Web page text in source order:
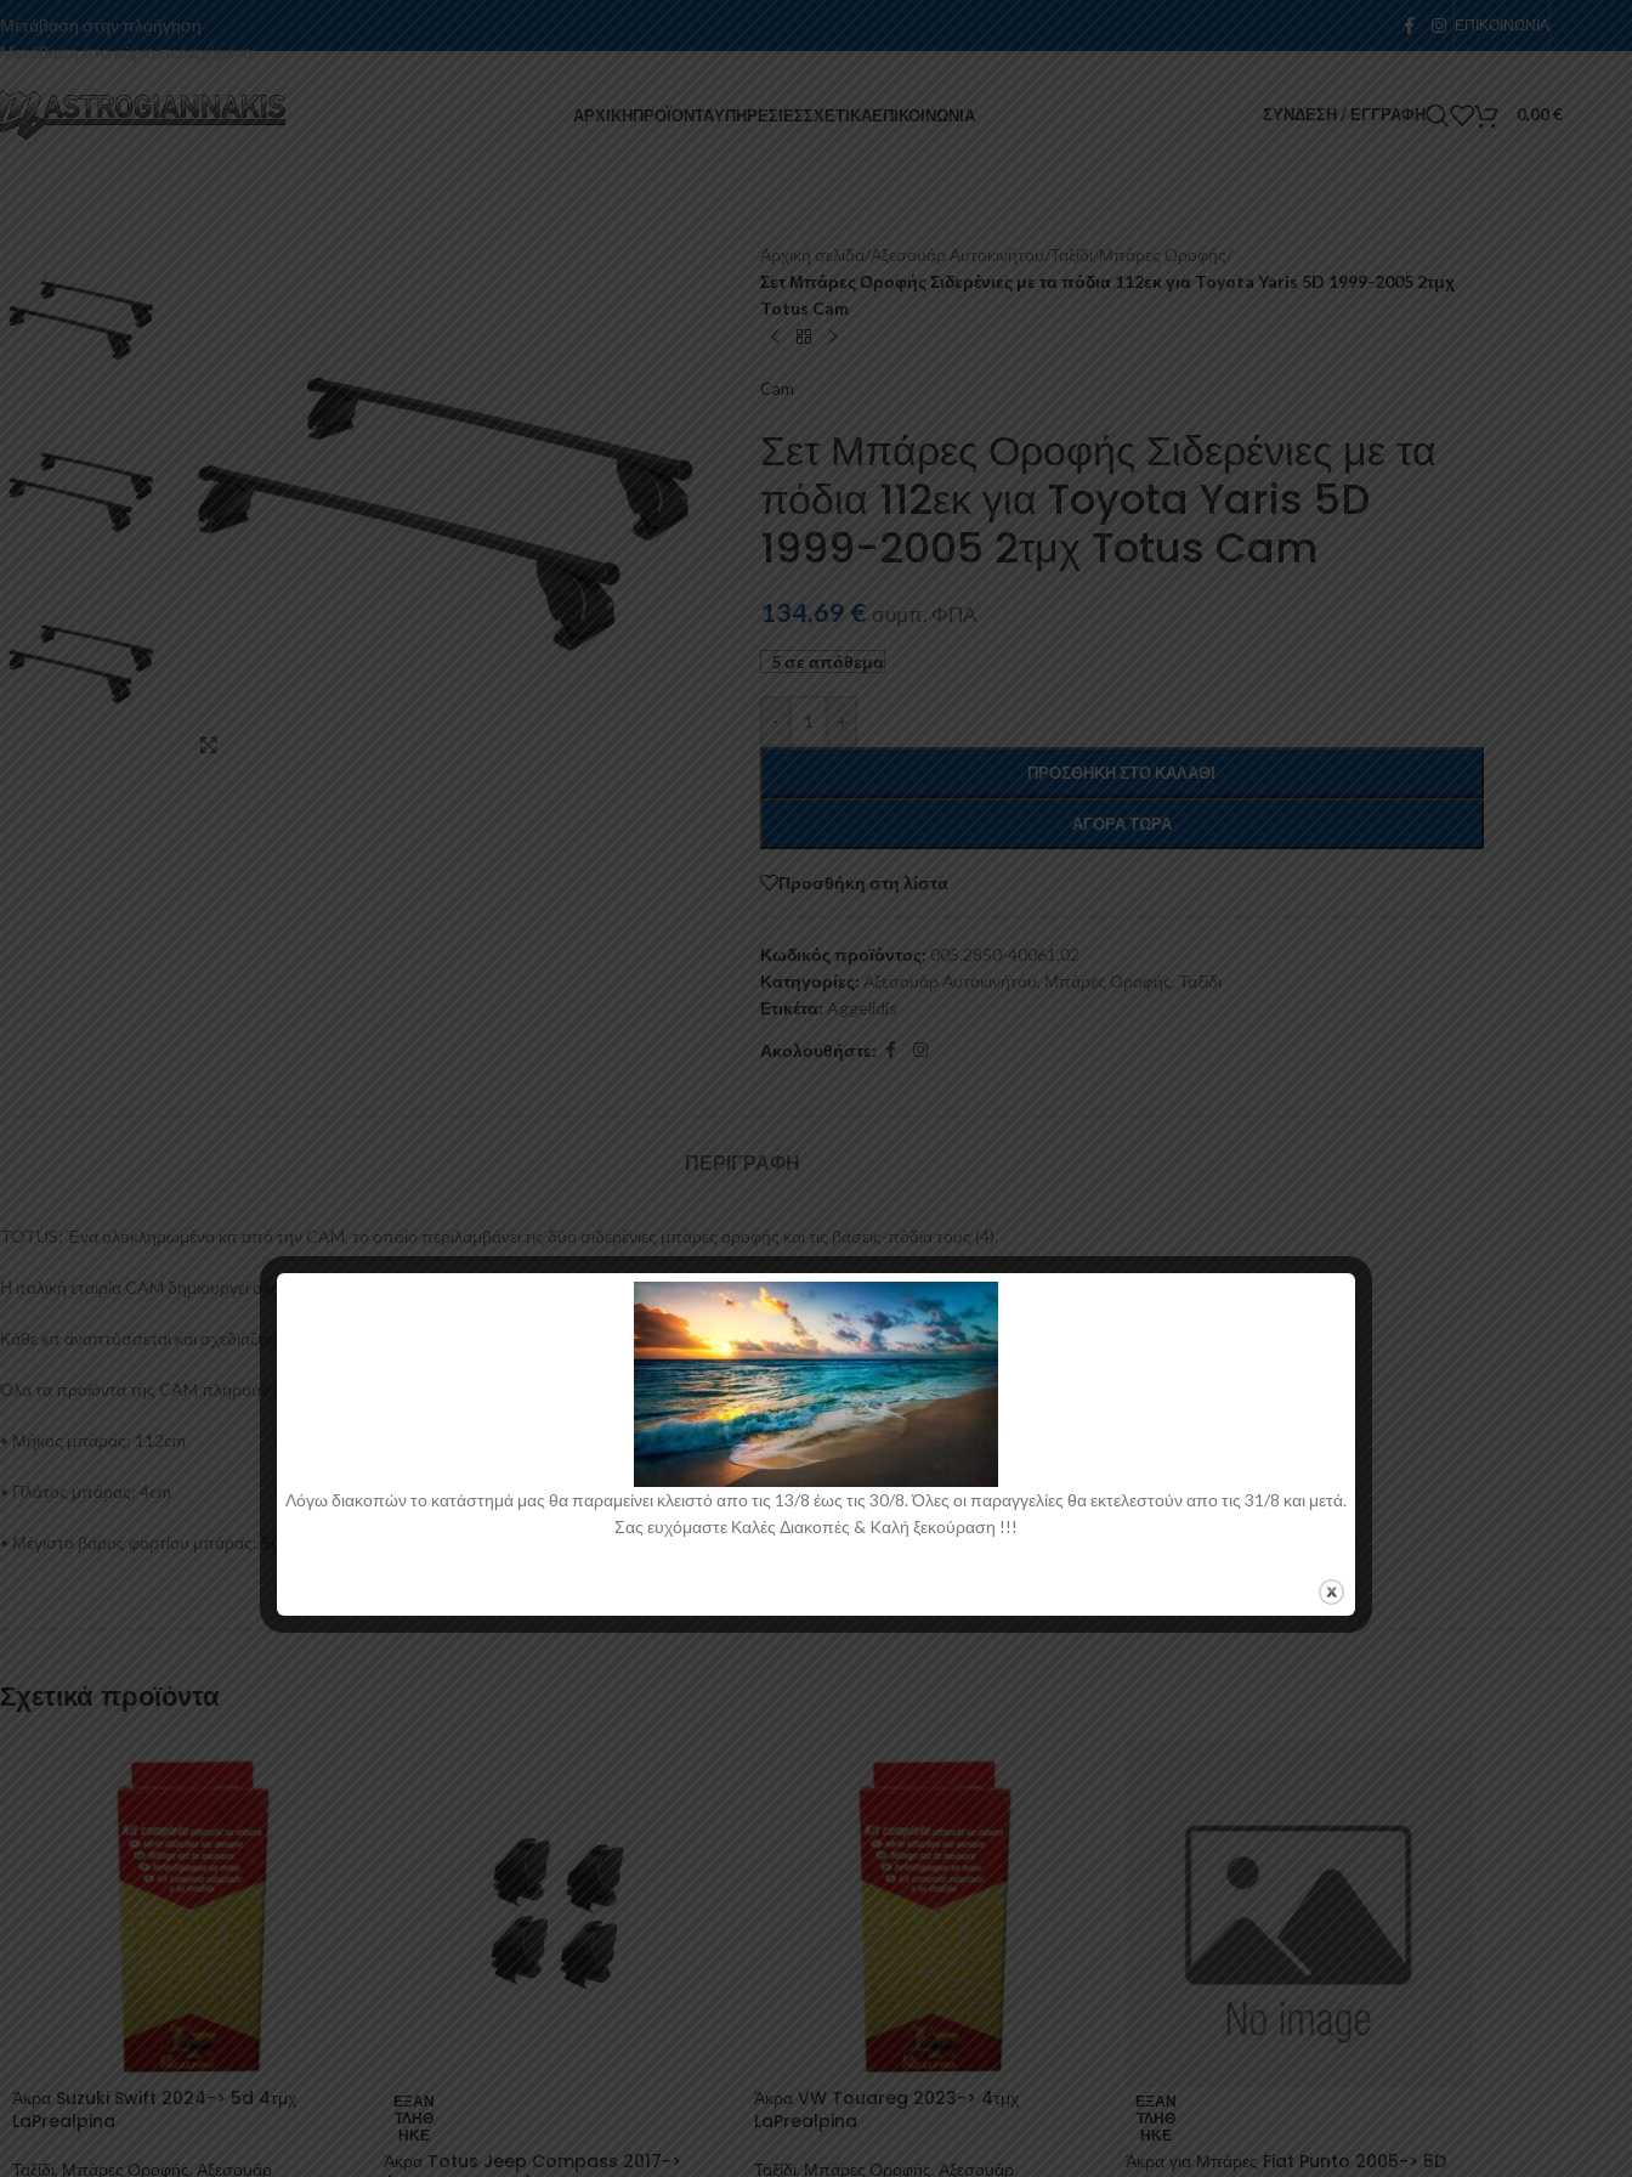
Μετάβαση στην πλοήγηση
Μετάβαση στο κύριο περιεχόμενο
ΕΠΙΚΟΙΝΩΝΊΑ
ΑΡΧΙΚΉΠΡΟΪΌΝΤΑΥΠΗΡΕΣΊΕΣΣΧΕΤΙΚΆΕΠΙΚΟΙΝΩΝΊΑ ΣΎΝΔΕΣΗ / ΕΓΓΡΑΦΉ 0,00€
Αρχική σελίδα/Αξεσουάρ Αυτοκινήτου/Ταξίδι/Μπάρες Οροφής/
Σετ Μπάρες Οροφής Σιδερένιες με τα πόδια 112εκ για Toyota Yaris 5D 1999-2005 2τμχ
Totus Cam
Cam
Σετ Μπάρες Οροφής Σιδερένιες με τα
πόδια 112εκ για Toyota Yaris 5D
1999-2005 2τμχ Totus Cam
134,69 € συμπ. ΦΠΑ
5 σε απόθεμα
- +
ΠΡΟΣΘΉΚΗ ΣΤΟ ΚΑΛΆΘΙ
ΑΓΟΡΆ ΤΏΡΑ
Προσθήκη στη λίστα
Κωδικός προϊόντος: 005.2850-40061.02
Κατηγορίες: Αξεσουάρ Αυτοκινήτου, Μπάρες Οροφής, Ταξίδι
Ετικέτα: Aggelidis
Ακολουθήστε:
ΠΕΡΙΓΡΑΦΉ
TOTUS: Ένα ολοκληρωμένο κιτ από την CAM, το οποίο περιλαμβάνει τις δύο σιδερένιες μπάρες οροφής και τις βάσεις-πόδια τους (4).
Η ιταλική εταιρία CAM δημιουργεί ολοκληρωμένα πακέτα μπαρών οροφής, σειρά TOTUS, τα οποία μπορούν να τοποθετηθούν εύκολα και με ασφάλεια από εσάς.
Κάθε κιτ αναπτύσσεται και σχεδιάζεται ξεχωριστά για κάθε μοντέλο αυτοκίνητου.
Όλα τα προϊόντα της CAM πληρούν όλες τις Ευρωπαϊκές προδιαγραφές, συμπεριλαμβανομένου και T.U.V.
• Μήκος μπάρας: 112cm
• Πλάτος μπάρας: 4cm
• Μέγιστο βάρος φορτίου μπάρας: 50kg
Σχετικά προϊόντα
Άκρα Suzuki Swift 2024-> 5d 4τμχ
LaPrealpina
Ταξίδι, Μπάρες Οροφής, Αξεσουάρ
ΕΞΑΝ
ΤΛΉΘ
ΗΚΕ
Άκρα Totus Jeep Compass 2017->
Άκρα VW Touareg 2023-> 4τμχ
LaPrealpina
Ταξίδι, Μπάρες Οροφής, Αξεσουάρ
ΕΞΑΝ
ΤΛΉΘ
ΗΚΕ
Άκρα για Μπάρες Fiat Punto 2005-> 5D
Λόγω διακοπών το κατάστημά μας θα παραμείνει κλειστό απο τις 13/8 έως τις 30/8. Όλες οι παραγγελίες θα εκτελεστούν απο τις 31/8 και μετά.
Σας ευχόμαστε Καλές Διακοπές & Kαλή ξεκούραση !!!